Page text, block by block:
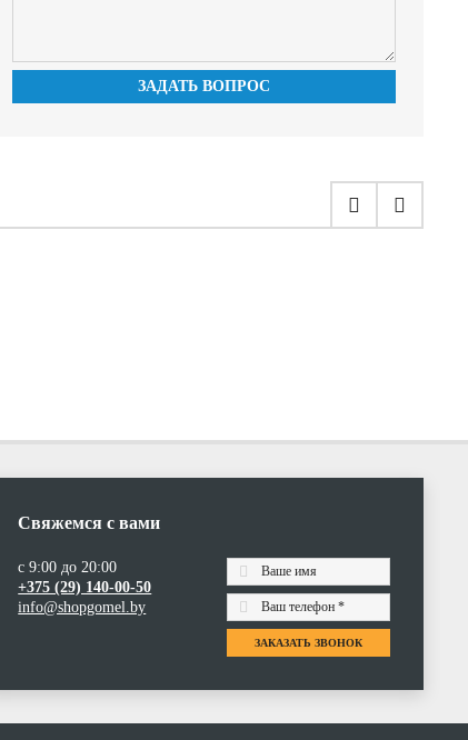
ЗАДАТЬ ВОПРОС
Свяжемся с вами
с 9:00 до 20:00
+375 (29) 140-00-50
info@shopgomel.by
ЗАКАЗАТЬ ЗВОНОК